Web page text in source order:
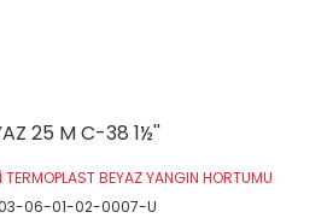
25 M C-38 1½''
TERMOPLAST BEYAZ YANGIN HORTUMU
06-01-02-0007-U